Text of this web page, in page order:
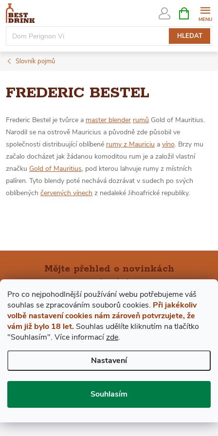
Pro co nejpohodlnější používání webu potřebujeme váš
souhlas se zpracováním souborů cookies. Při jakékoliv
volbě nastavení cookies nám zároveň potvrzujete, že
vám již bylo 18 let. Souhlas udělíte kliknutím na tlačítko
"Souhlasím". Více informacízde.
Nastavení
Souhlasím
Přejít
obsah
HLEDAT
NÁKUPNÍ
KOŠÍK
Slovník pojmů
FREDERIC BESTEL
Frederic Bestel je tvůrce a master blender rumů Gold of Mauritius.
Narodil se na ostrově Mauricius a původně zde působil ve
společnosti distribuující oblíbené rumy z Mauriciu a víno. Brzy mu
začalo docházet jak žádanou komoditou rum je a založil vlastní
značku Gold of Mauritius, pod kterou lahvuje rumy z místních
palíren. Tyto blendy poté nechává dozrávat v sudech po svých
oblíbených červených vínech z nedaleké Jihoafrické republiky.
Z
Á
P
A
T
Mějte přehled o novinkách
a slevách
E-mail
Vložením e-mailu souhlasíte spodmínkami ochrany osobních údajů
ODEBÍRAT
BESTDRINK
VŠE O NÁKUPU